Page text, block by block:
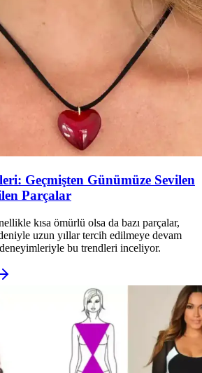
Geçmişten Günümüze Sevilen
Parçalar
kısa ömürlü olsa da bazı parçalar,
uzun yıllar tercih edilmeye devam
bu trendleri inceliyor.